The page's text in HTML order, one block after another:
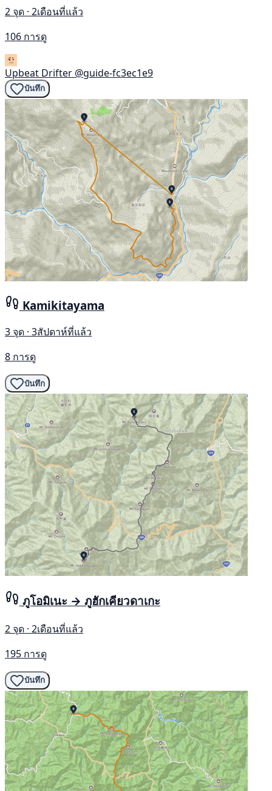
2 จุด · 2เดือนที่แล้ว
106 การดู
Upbeat Drifter @guide-fc3ec1e9
บันทึก
Kamikitayama
3 จุด · 3สัปดาห์ที่แล้ว
8 การดู
บันทึก
ภูโอมิเนะ → ภูฮักเคียวดาเกะ
2 จุด · 2เดือนที่แล้ว
195 การดู
บันทึก